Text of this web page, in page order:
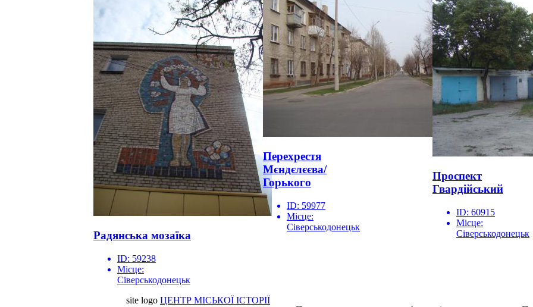
Радянська мозаїка
ID: 59238
Місце:
Сіверськодонецьк
Перехрестя
Мєндєлєєва/
Горького
ID: 59977
Місце:
Сіверськодонецьк
Проспект
Гвардійський
ID: 60915
Місце:
Сіверськодонецьк
site logo ЦЕНТР МІСЬКОЇ ІСТОРІЇ